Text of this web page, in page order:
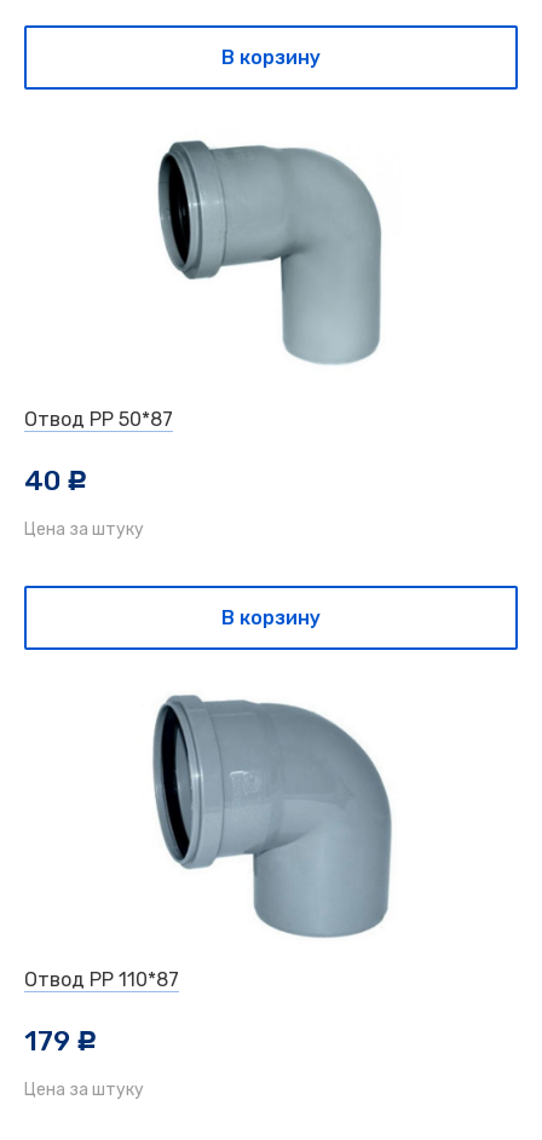
В корзину
Отвод РР 50*87
40 c
Цена за штуку
В корзину
Отвод РР 110*87
179 c
Цена за штуку